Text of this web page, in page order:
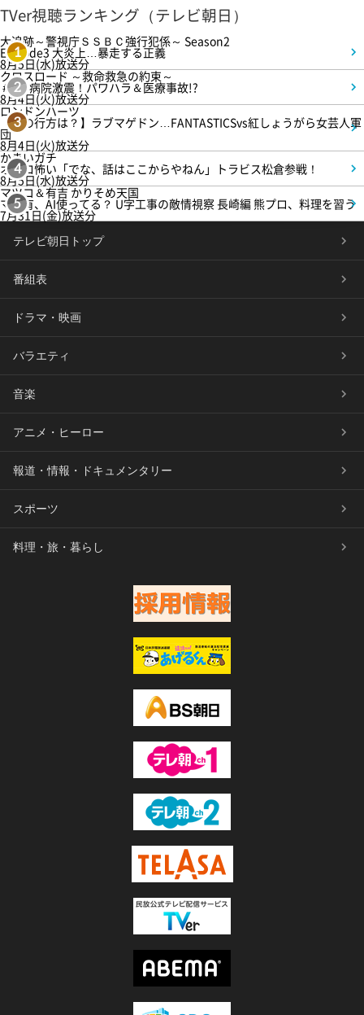
TVer視聴ランキング（テレビ朝日）
1
大追跡～警視庁ＳＳＢＣ強行犯係～ Season2
Episode3 大炎上…暴走する正義
8月5日(水)放送分
2
クロスロード ～救命救急の約束～
＃5 病院激震！パワハラ＆医療事故!?
8月4日(火)放送分
3
ロンドンハーツ
【恋の行方は？】ラブマゲドン…FANTASTICSvs紅しょうがら女芸人軍
団
8月4日(火)放送分
4
かまいガチ
オモロ怖い「でな、話はここからやねん」トラビス松倉参戦！
8月5日(水)放送分
5
マツコ＆有吉 かりそめ天国
マツ有、AI使ってる？ U字工事の敵情視察 長崎編 熊プロ、料理を習う
7月31日(金)放送分
テレビ朝日トップ
番組表
ドラマ・映画
バラエティ
音楽
アニメ・ヒーロー
報道・情報・ドキュメンタリー
スポーツ
料理・旅・暮らし